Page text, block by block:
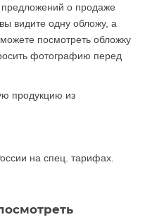
предложений о продаже
видите одну обложу, а
посмотреть обложку
фотографию перед
продукцию из
на спец. тарифах.